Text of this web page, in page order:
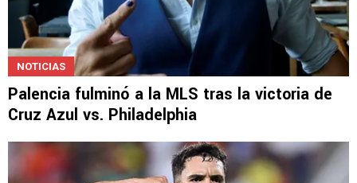
NOTICIAS
Palencia fulminó a la MLS tras la victoria de
Cruz Azul vs. Philadelphia